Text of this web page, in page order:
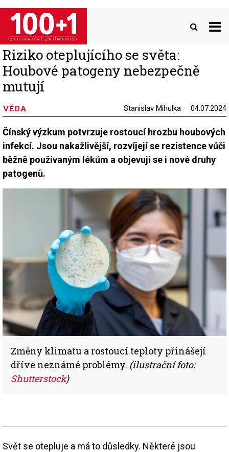
Přejít
hlavnímu
obsahu
Riziko oteplujícího se světa:
Houbové patogeny nebezpečně
mutují
VĚDA Stanislav Mihulka 04.07.2024
Čínský výzkum potvrzuje rostoucí hrozbu houbových
infekcí. Jsou nakažlivější, rozvíjejí se rezistence vůči
běžně používaným lékům a objevují se i nové druhy
patogenů.
Změny klimatu a rostoucí teploty přinášejí
dříve neznámé problémy. (ilustrační foto:
Shutterstock)
Svět se otepluje a má to důsledky. Některé jsou